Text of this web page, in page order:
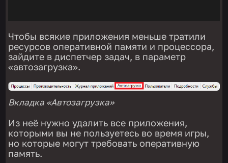
Чтобы всякие приложения меньше тратили
ресурсов оперативной памяти и процессора,
зайдите в диспетчер задач, в параметр
«автозагрузка».
Вкладка «Автозагрузка»
Из неё нужно удалить все приложения,
которыми вы не пользуетесь во время игры,
но которые могут требовать оперативную
память.